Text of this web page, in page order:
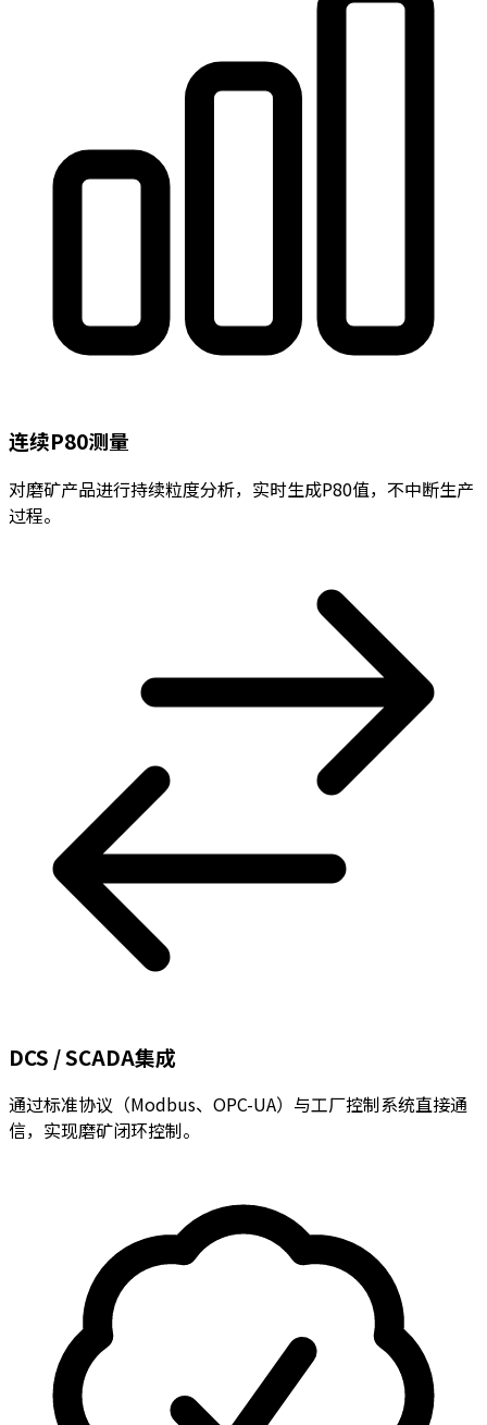
连续P80测量
对磨矿产品进行持续粒度分析，实时生成P80值，不中断生产
过程。
DCS / SCADA集成
通过标准协议（Modbus、OPC-UA）与工厂控制系统直接通
信，实现磨矿闭环控制。